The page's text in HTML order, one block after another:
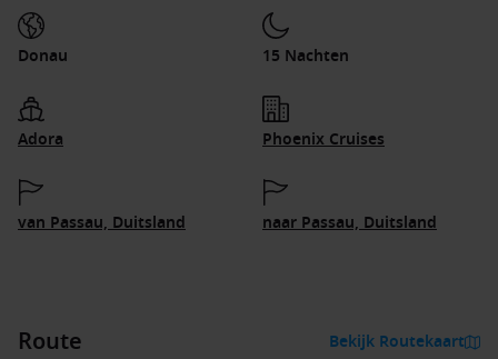
Donau 15 Nachten
Adora Phoenix Cruises
van Passau, Duitsland naar Passau, Duitsland
Route Bekijk Routekaart